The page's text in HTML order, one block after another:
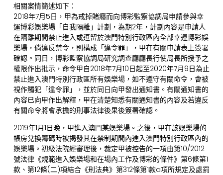
相關案情簡述如下：
2018年7月5日，甲為戒掉賭癮而向博彩監察協調局申請參與幸
運博彩娛樂場「自我隔離」計劃，為期2年，計劃內容是申請人
在隔離期間禁止進入或逗留於澳門特別行政區內全部幸運博彩娛
樂場，倘違反禁令，則構成「違令罪」，甲在有關申請表上簽署
確認。同日，博彩監察協調局研究調查廳廳長行使局長所授予之
權限作出批示，命令甲自2018年7月10日起至2020年7月9日為止
禁止進入澳門特別行政區所有娛樂場，如不遵守有關命令，會被
視作觸犯「違令罪」，並於同日向甲發出通知書。有關通知書的
內容已向甲作出解釋，甲在清楚知悉有關通知書的內容及若違反
有關命令將會承擔的刑事法律後果後簽署確認。
2019年1月1日晚，甲進入澳門某娛樂場。之後，甲在該娛樂場的
帳房兌換籌碼時被揭發其在禁制期間內進入澳門特別行政區內的
娛樂場。初級法院經審理後，裁定甲被控告的一項由第10/2012
號法律《規範進入娛樂場和在場內工作及博彩的條件》第6條第1
款、第12條(二)項結合《刑法典》第312條第1款a項所規定及處罰